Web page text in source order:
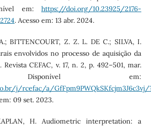
em:https://doi.org/10.23925/2176-
. Acesso em: 13 abr. 2024.
BITTENCOURT, Z. Z. L. DE C.; SILVA, I.
envolvidos no processo de aquisição da
CEFAC, v. 17, n. 2, p. 492–501, mar.
em:
j/rcefac/a/GfFpm9PWQkSKfcjm3J6c3vj/
09 set. 2023.
H. Audiometric interpretation: a